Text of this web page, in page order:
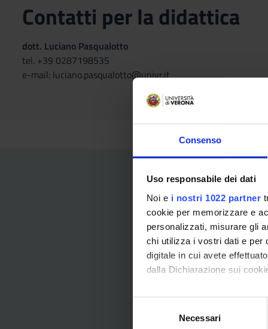
Consenso
Uso responsabile dei dati
Noi e i nostri 1022 partner
cookie per memorizzare e
personalizzati, misurare gli
chi utilizza i vostri dati e per
digitale in cui avete
dalla Dichiarazione sui
Con il tuo consenso,
raccogliere
Necessari
Contatti per la didattica
dott. Luciano Pasqualotto
tel. +39 0287198535
e-mail: luciano.pasqualotto@univr.it
Se vuoi consultare i